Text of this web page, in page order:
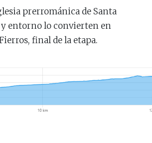
prerrománica de Santa
y entorno lo convierten en
final de la etapa.